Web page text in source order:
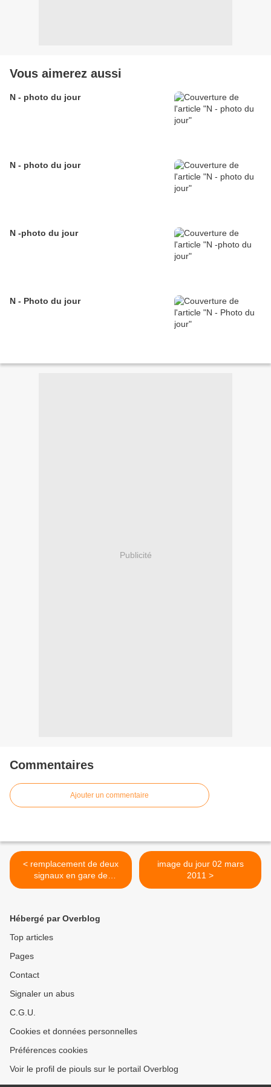
Vous aimerez aussi
N - photo du jour
N - photo du jour
N -photo du jour
N - Photo du jour
Publicité
Commentaires
Ajouter un commentaire
< remplacement de deux
signaux en gare de
Clairville
image du jour 02 mars
2011 >
Hébergé par Overblog
Top articles
Pages
Contact
Signaler un abus
C.G.U.
Cookies et données personnelles
Préférences cookies
Voir le profil de piouls sur le portail Overblog